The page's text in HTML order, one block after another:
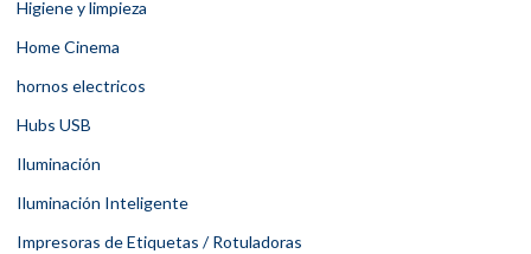
Higiene y limpieza
Home Cinema
hornos electricos
Hubs USB
Iluminación
Iluminación Inteligente
Impresoras de Etiquetas / Rotuladoras